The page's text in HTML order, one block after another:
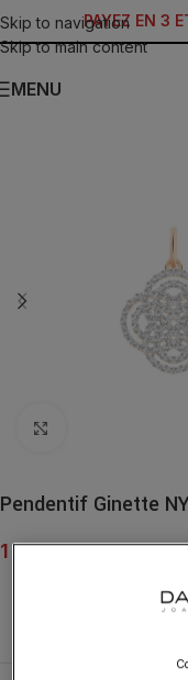
Skip to navigation
Skip to main content
PAYEZ EN 3
MENU
Pendentif Ginette
1 350.00€